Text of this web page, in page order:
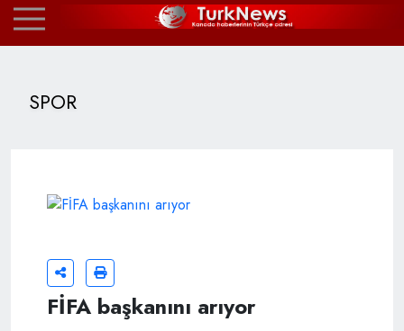
SPOR
FİFA başkanını arıyor